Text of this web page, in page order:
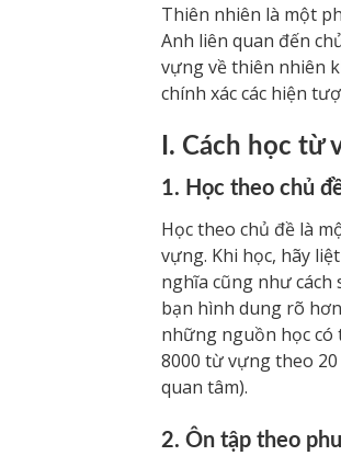
Thiên nhiên là một
Anh liên quan đến
vựng về thiên nhiên
chính xác các hiện
I. Cách học
1. Học theo chủ
Học theo chủ đề là
vựng. Khi học, hãy
nghĩa cũng như cách
bạn hình dung rõ
những nguồn học
8000 từ vựng theo
quan tâm).
2. Ôn tập theo